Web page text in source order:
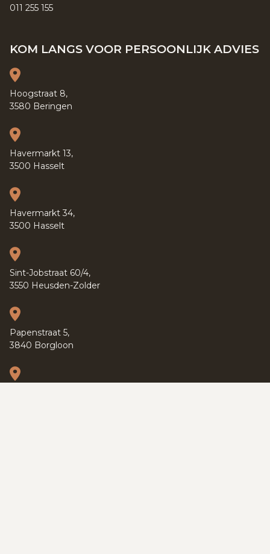
011 255 155
KOM LANGS VOOR PERSOONLIJK ADVIES
Hoogstraat 8,
3580 Beringen
Havermarkt 13,
3500 Hasselt
Havermarkt 34,
3500 Hasselt
Sint-Jobstraat 60/4,
3550 Heusden-Zolder
Papenstraat 5,
3840 Borgloon